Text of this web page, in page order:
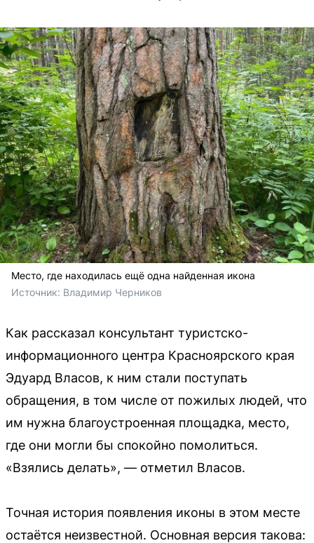
Место, где находилась ещё одна найденная икона
Источник: Владимир Черников
Как рассказал консультант туристско-
информационного центра Красноярского края
Эдуард Власов, к ним стали поступать
обращения, в том числе от пожилых людей, что
им нужна благоустроенная площадка, место,
где они могли бы спокойно помолиться.
«Взялись делать», — отметил Власов.
Точная история появления иконы в этом месте
остаётся неизвестной. Основная версия такова: